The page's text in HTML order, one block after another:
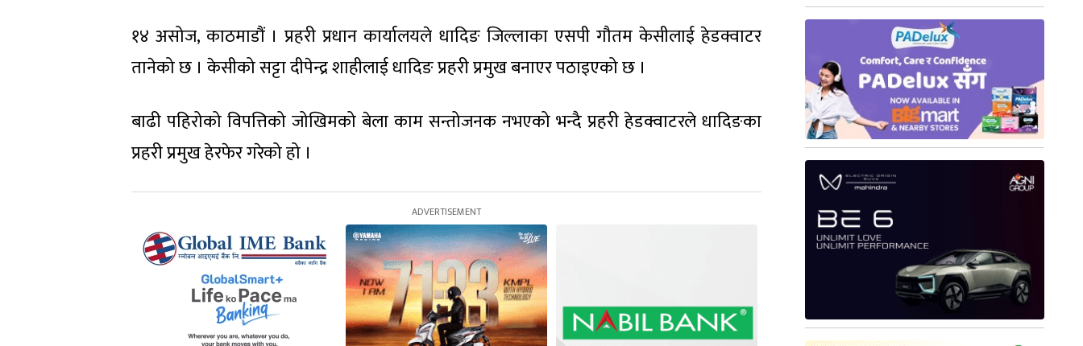
१४ असोज, काठमाडौं । प्रहरी प्रधान कार्यालयले धादिङ जिल्लाका एसपी गौतम केसीलाई हेडक्वाटर
तानेको छ । केसीको सट्टा दीपेन्द्र शाहीलाई धादिङ प्रहरी प्रमुख बनाएर पठाइएको छ ।
बाढी पहिरोको विपत्तिको जोखिमको बेला काम सन्तोजनक नभएको भन्दै प्रहरी हेडक्वाटरले धादिङका
प्रहरी प्रमुख हेरफेर गरेको हो ।